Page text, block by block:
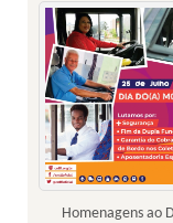
Homenagens ao